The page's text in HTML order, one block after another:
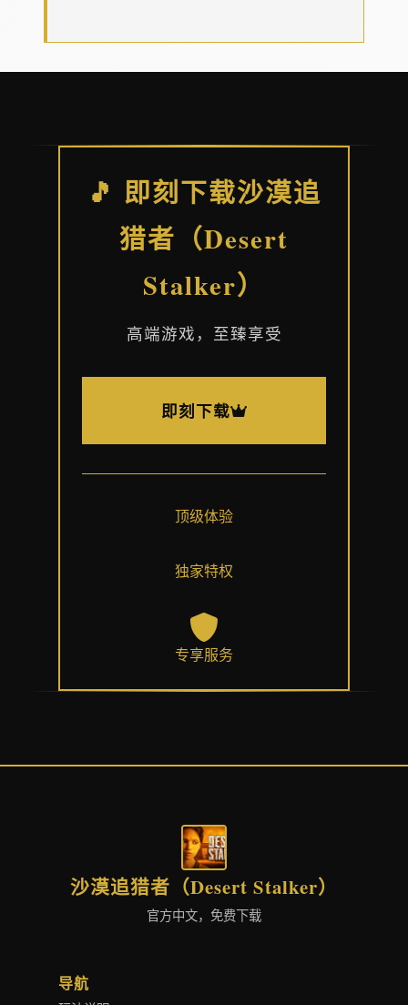
🎵 即刻下载沙漠追
猎者（Desert
Stalker）
高端游戏，至臻享受
即刻下载
顶级体验
独家特权
专享服务
沙漠追猎者（Desert Stalker）
官方中文，免费下载
导航